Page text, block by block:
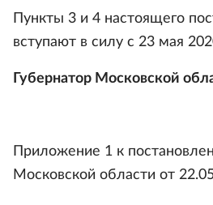
Пункты 3 и 4 настоящего
вступают в силу с 23 мая
Губернатор Московской
Приложение 1 к
Московской области от